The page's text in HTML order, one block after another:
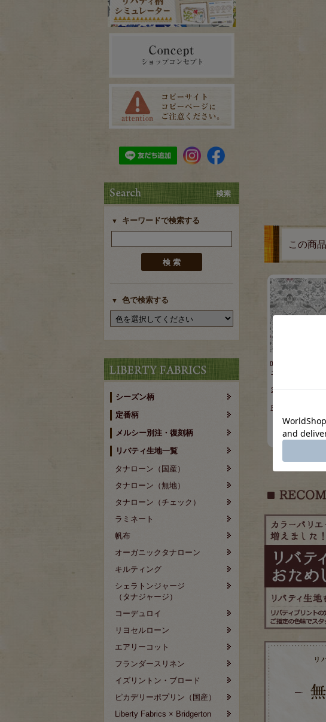
キーワードで検索する
色で検索する
シーズン柄
定番柄
メルシー別注・復刻柄
リバティ生地一覧
タナローン（国産）
タナローン（無地）
タナローン（チェック）
ラミネート
帆布
オーガニックタナローン
キルティング
シェラトンジャージ
（タナジャージ）
コーデュロイ
リヨセルローン
エアリーコット
フランダースリネン
イズリントン・ブロード
ピカデリーポプリン（国産）
Liberty Fabrics × Bridgerton
この商
moda fabrics(モダ
クス)William
Strawberry Thief
POWDER GRAY(
ー)＞
販売価格 330